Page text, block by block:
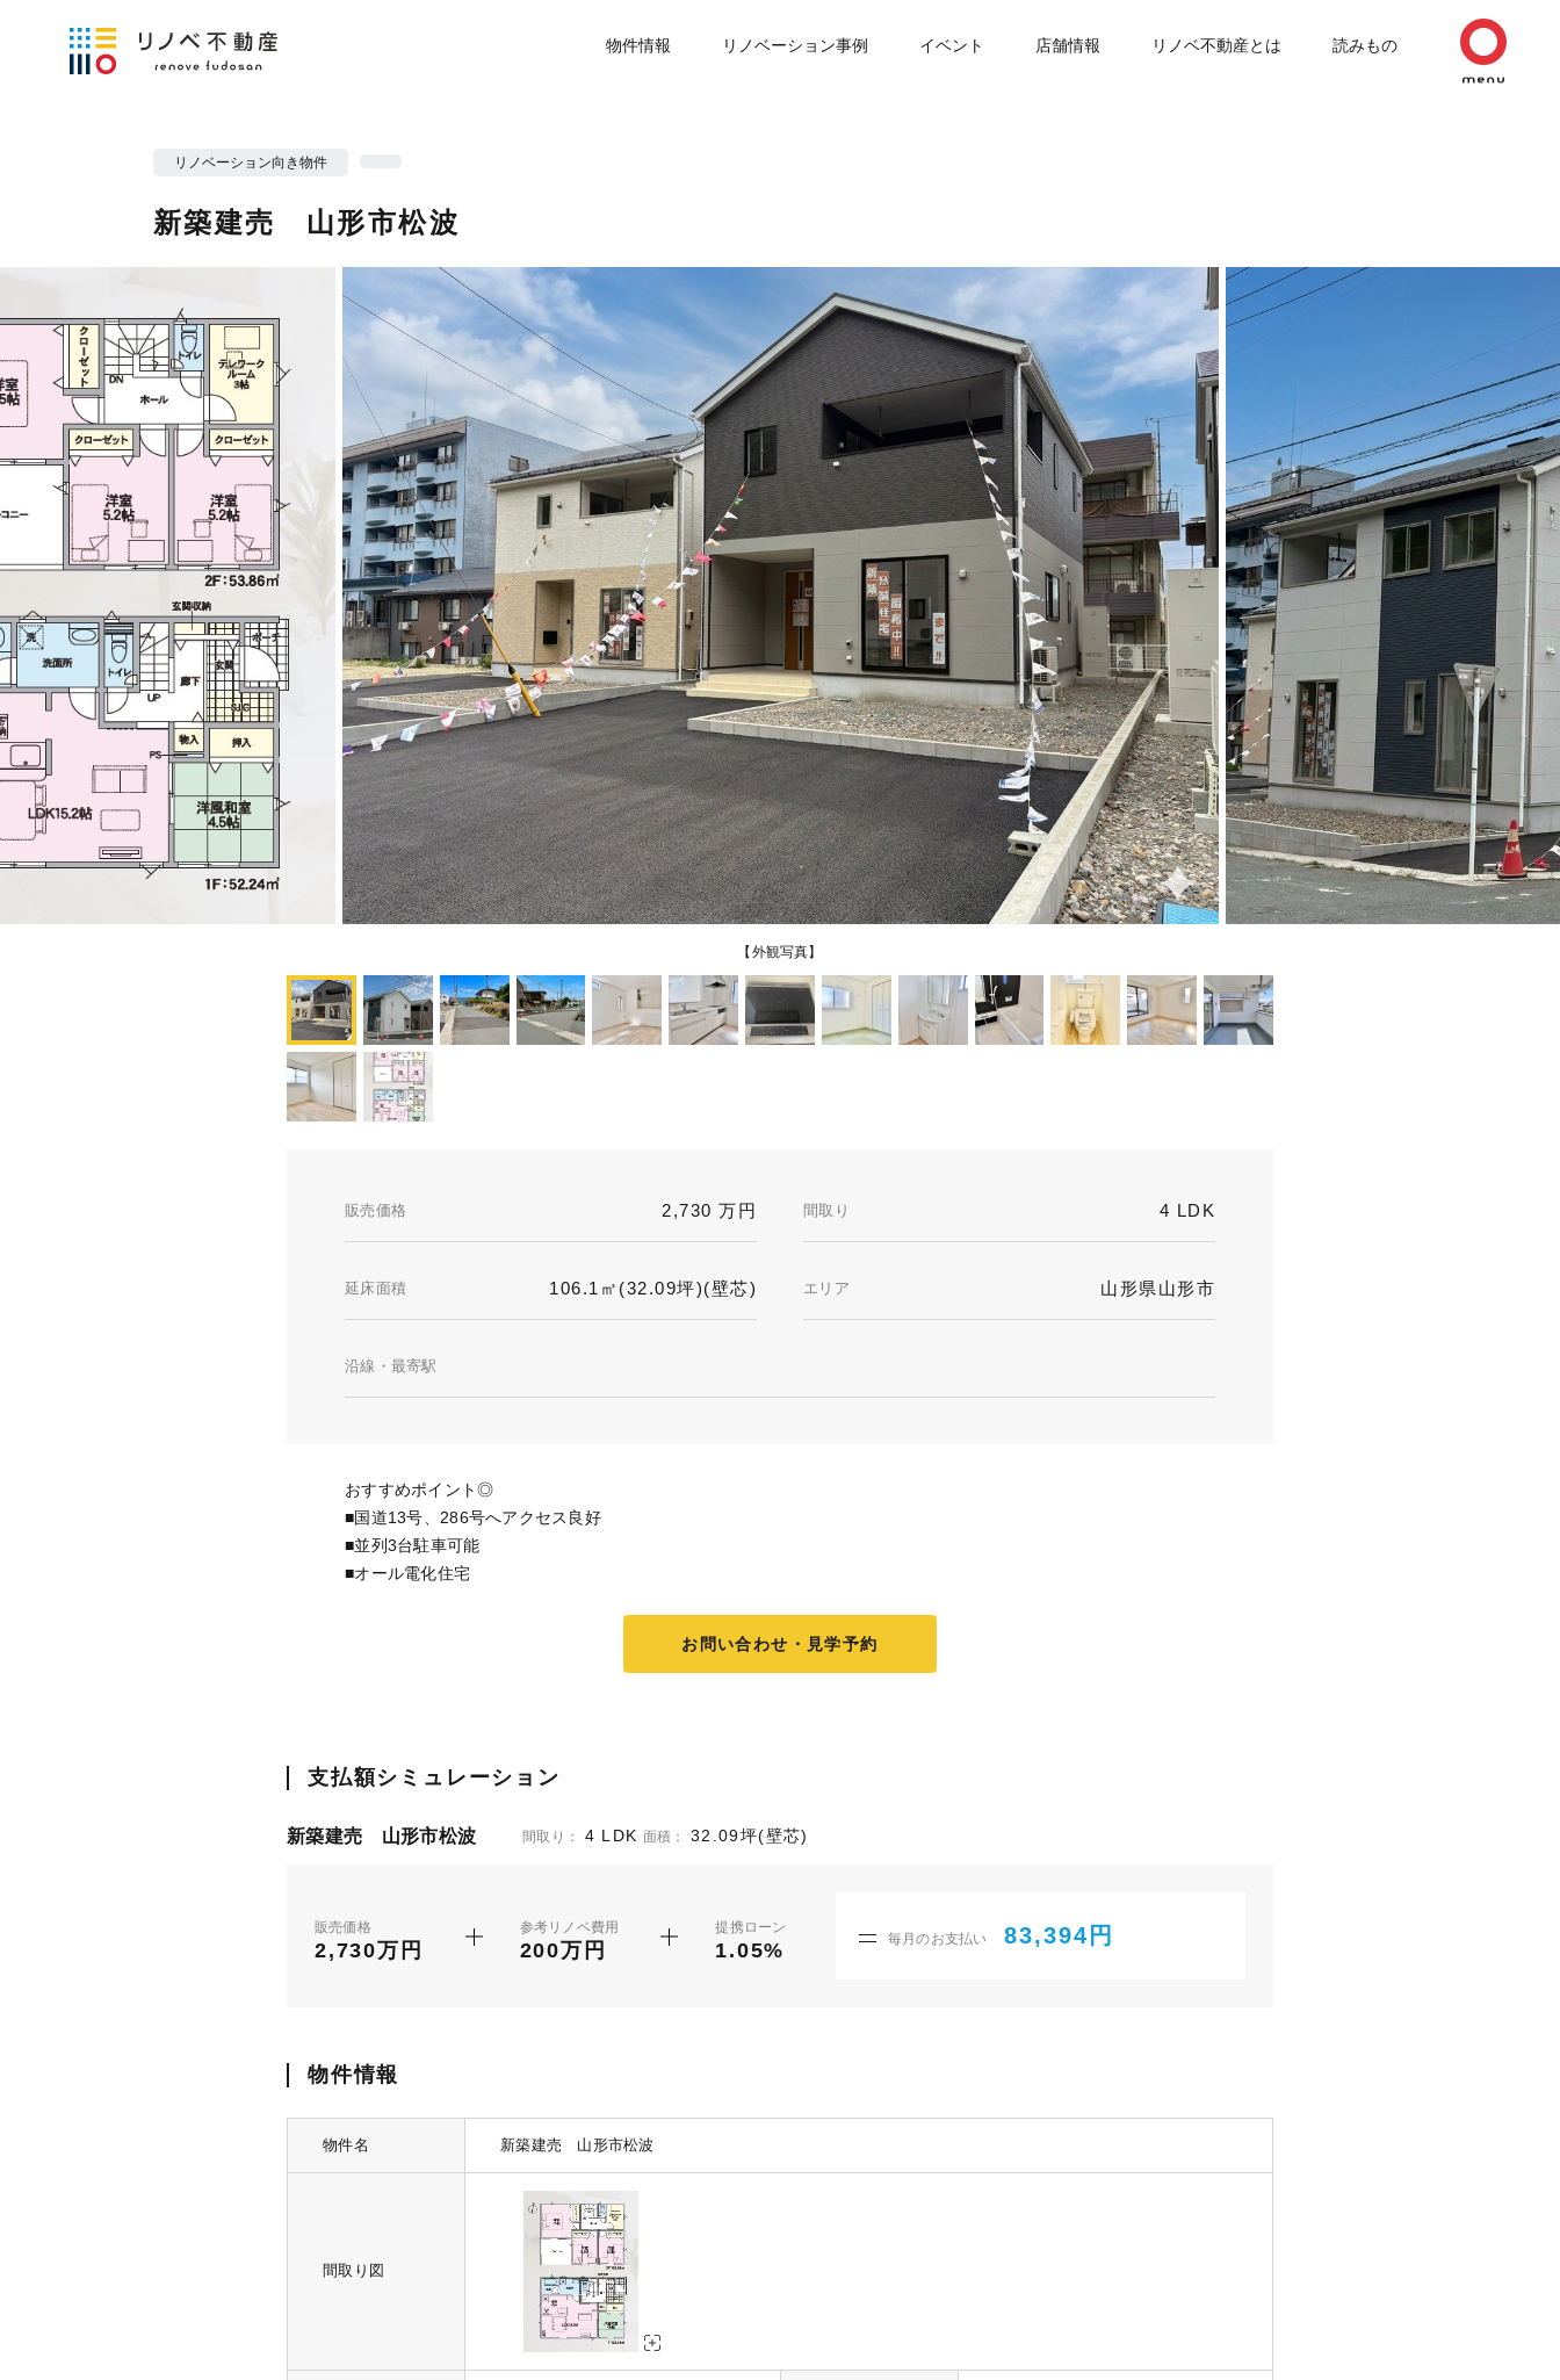
物件情報 リノベーション事例 イベント 店舗情報 リノベ不動産とは 読みもの
リノベーション向き物件
新築建売 山形市松波
【外観写真】
販売価格 2,730 万円 間取り 4 LDK
延床面積 106.1㎡(32.09坪)(壁芯) エリア 山形県山形市
沿線・最寄駅
おすすめポイント◎
■国道13号、286号へアクセス良好
■並列3台駐車可能
■オール電化住宅
お問い合わせ・見学予約
支払額シミュレーション
新築建売 山形市松波 間取り： 4 LDK 面積： 32.09坪(壁芯)
販売価格
2,730万円
参考リノベ費用
200万円
提携ローン
1.05% 毎月のお支払い 83,394円
物件情報
物件名 新築建売 山形市松波
間取り図